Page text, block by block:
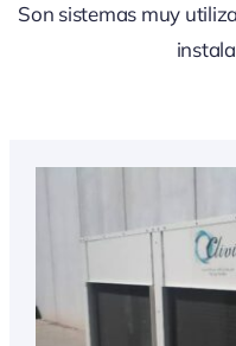
Son sistemas muy